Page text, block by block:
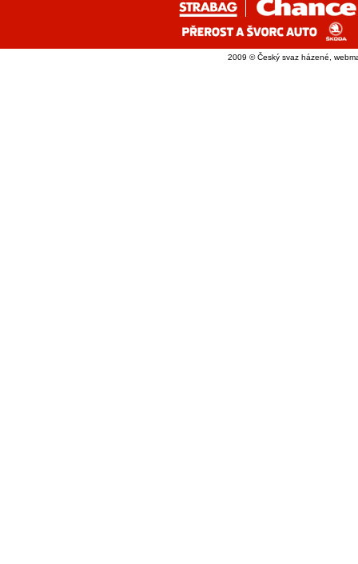
2009 © Český svaz házené,